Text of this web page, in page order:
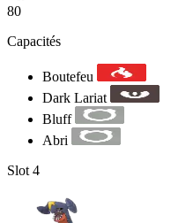
80
Capacités
Boutefeu
Dark Lariat
Bluff
Abri
Slot 4